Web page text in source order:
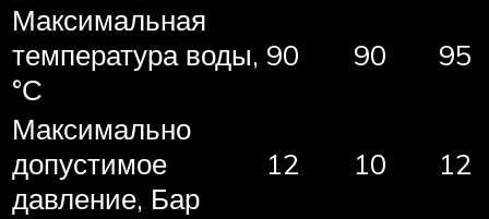
Максимальная
температура воды,
°С
90 90 95
Максимально
допустимое
давление, Бар
12 10 12